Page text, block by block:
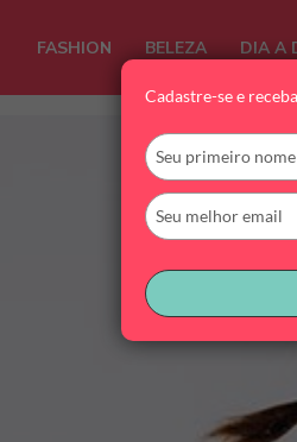
FASHION BELEZA DIA A
Cadastre-se e
Digite
seu
nome
Digite
seu